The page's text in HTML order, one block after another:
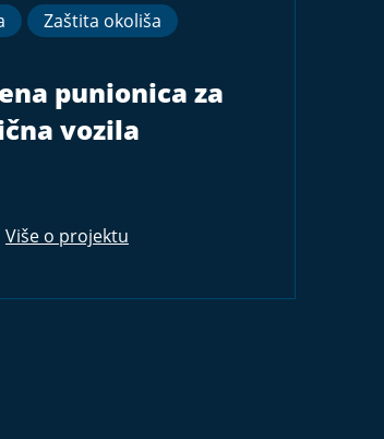
Zaštita okoliša
punionica za
vozila
Više o projektu